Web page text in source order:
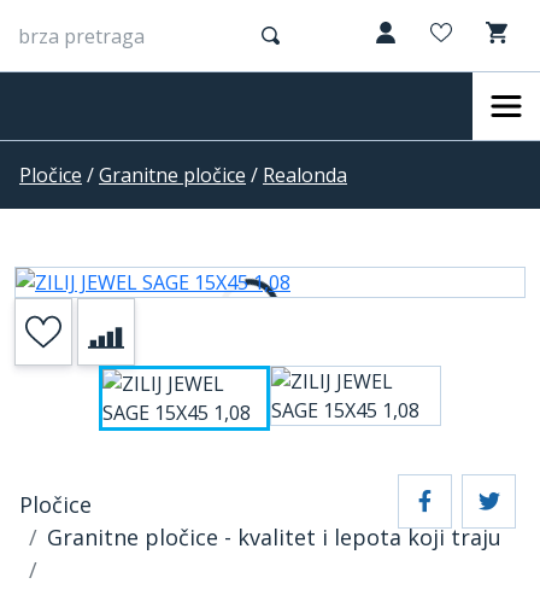
Pločice /Granitne pločice / Realonda
Pločice
Granitne pločice - kvalitet i lepota koji traju